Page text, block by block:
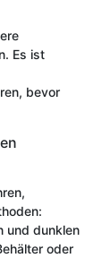
Es ist
bevor
und dunklen
oder